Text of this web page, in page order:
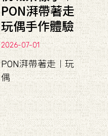
PON湃帶著走
玩偶手作體驗
2026-07-01
PON湃帶著走︱玩
偶